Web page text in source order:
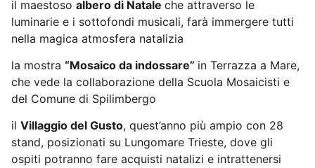
il maestoso albero di Natale che attraverso le
luminarie e i sottofondi musicali, farà immergere tutti
nella magica atmosfera natalizia
la mostra “Mosaico da indossare” in Terrazza a Mare,
che vede la collaborazione della Scuola Mosaicisti e
del Comune di Spilimbergo
il Villaggio del Gusto, quest’anno più ampio con 28
stand, posizionati su Lungomare Trieste, dove gli
ospiti potranno fare acquisti natalizi e intrattenersi